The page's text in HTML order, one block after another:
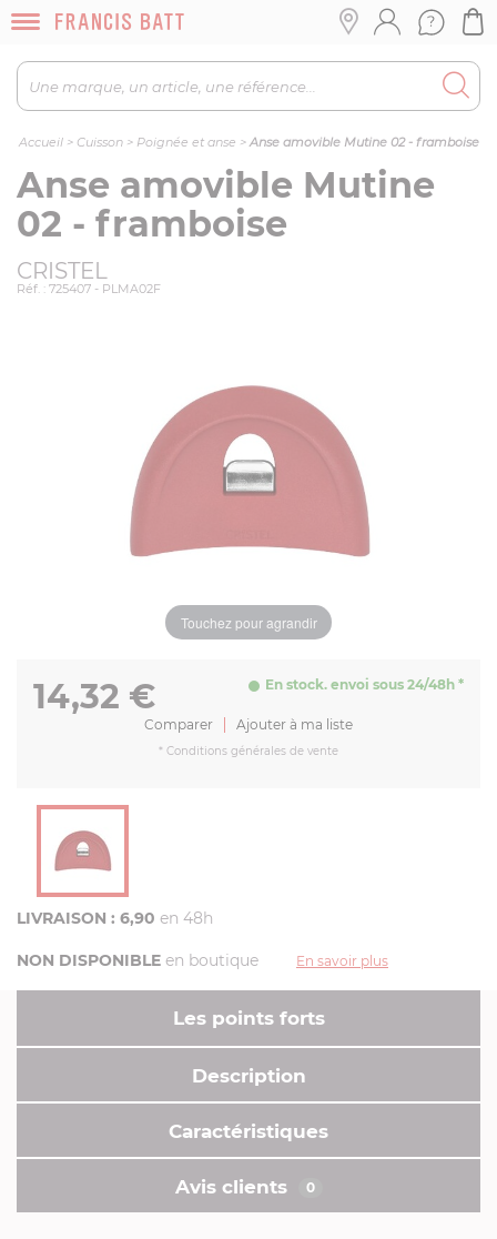
Accueil> Cuisson> Poignée et anse >Anse amovible Mutine 02 - framboise
Anse amovible Mutine
02 - framboise
CRISTEL
Réf. : 725407 - PLMA02F
Touchez pour agrandir
14,32 €
Comparer Ajouter à ma liste
En stock. envoi sous 24/48h *
* Conditions générales de vente
LIVRAISON : 6,90 en 48h
NON DISPONIBLE en boutique En savoir plus
Les points forts
Description
Caractéristiques
Avis clients 0